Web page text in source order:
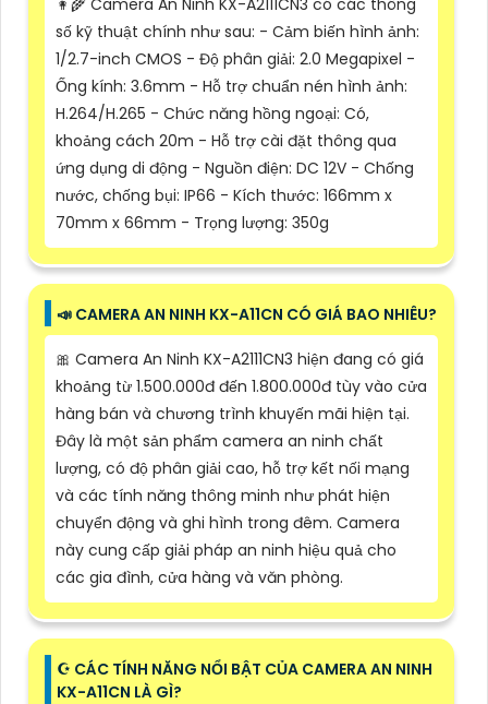
số kỹ thuật chính như sau: - Cảm biến hình ảnh:
1/2.7-inch CMOS - Độ phân giải: 2.0 Megapixel -
Ống kính: 3.6mm - Hỗ trợ chuẩn nén hình ảnh:
H.264/H.265 - Chức năng hồng ngoại: Có,
khoảng cách 20m - Hỗ trợ cài đặt thông qua
ứng dụng di động - Nguồn điện: DC 12V - Chống
nước, chống bụi: IP66 - Kích thước: 166mm x
70mm x 66mm - Trọng lượng: 350g
📣 CAMERA AN NINH KX-A11CN CÓ GIÁ BAO NHIÊU?
🎀 Camera An Ninh KX-A2111CN3 hiện đang có giá
khoảng từ 1.500.000đ đến 1.800.000đ tùy vào cửa
hàng bán và chương trình khuyến mãi hiện tại.
Đây là một sản phẩm camera an ninh chất
lượng, có độ phân giải cao, hỗ trợ kết nối mạng
và các tính năng thông minh như phát hiện
chuyển động và ghi hình trong đêm. Camera
này cung cấp giải pháp an ninh hiệu quả cho
các gia đình, cửa hàng và văn phòng.
☪ CÁC TÍNH NĂNG NỔI BẬT CỦA CAMERA AN NINH
KX-A11CN LÀ GÌ?